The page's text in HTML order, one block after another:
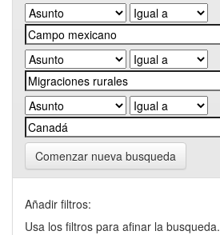
Comenzar nueva busqueda
Añadir filtros:
Usa los filtros para afinar la busqueda.